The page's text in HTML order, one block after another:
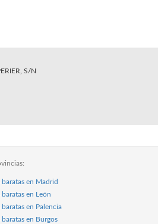
S/N
baratas en Madrid
en León
baratas en Palencia
baratas en Burgos